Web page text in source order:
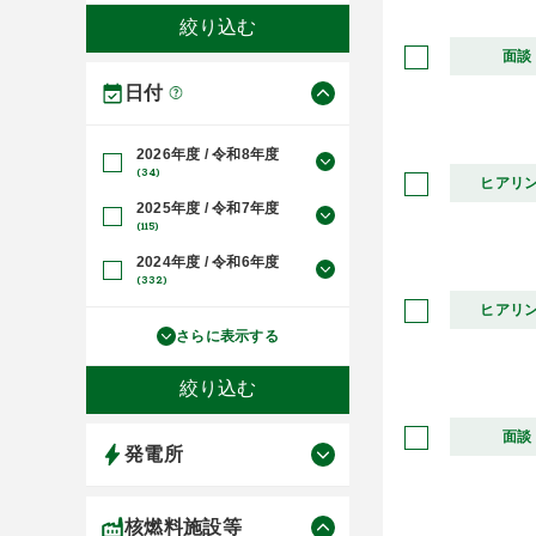
日付
2026年度 / 令和8年度
(34)
2025年度 / 令和7年度
(115)
2024年度 / 令和6年度
(332)
さらに表示する
発電所
核燃料施設等
面談
ヒアリ
ヒアリ
面談